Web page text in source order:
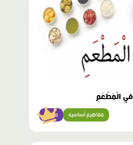
في الْمَطْعَمِ
مبتدئ مفاهيم أساسية